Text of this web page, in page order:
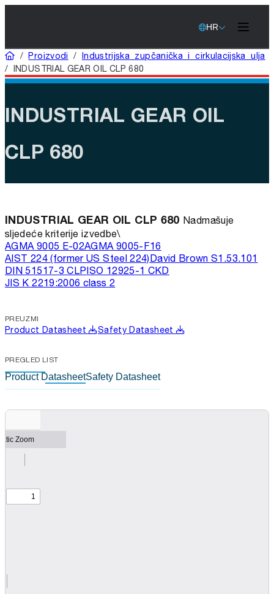
HR
Home
/Proizvodi / Industrijska zupčanička i cirkulacijska ulja
/ INDUSTRIAL GEAR OIL CLP 680
INDUSTRIAL GEAR OIL
CLP 680
INDUSTRIAL GEAR OIL CLP 680 Nadmašuje
sljedeće kriterije izvedbe\
AGMA 9005 E-02AGMA 9005-F16
AIST 224 (former US Steel 224)David Brown S1.53.101
DIN 51517-3 CLPISO 12925-1 CKD
JIS K 2219:2006 class 2
PREUZMI
Product Datasheet Safety Datasheet
PREGLED LIST
Product DatasheetSafety Datasheet